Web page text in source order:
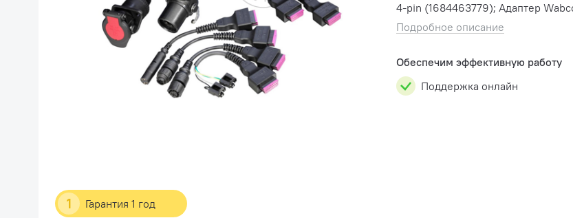
1 Гарантия 1 год
4-pin (1684463779); Адаптер Wabco / Knorr Trailer
ABS/EBS 7-pin (1684463780); Адаптер EB+ 4-pin
(1684463781); Адаптер ISO 7638 7-pin
Подробное описание
Обеспечим эффективную работу
Поддержка онлайн